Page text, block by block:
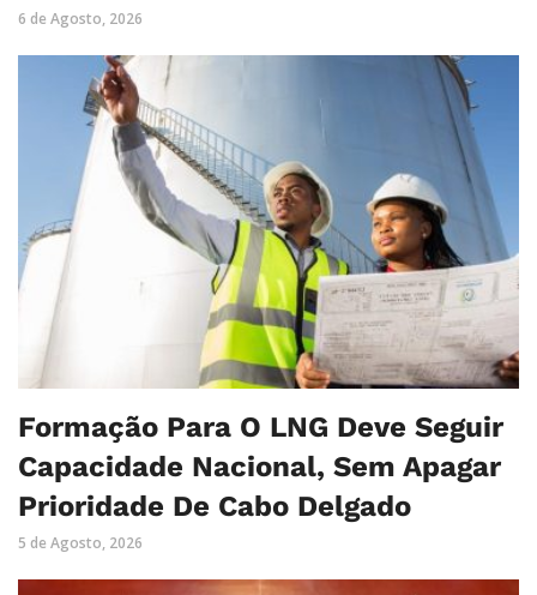
6 de Agosto, 2026
Formação Para O LNG Deve Seguir
Capacidade Nacional, Sem Apagar
Prioridade De Cabo Delgado
5 de Agosto, 2026